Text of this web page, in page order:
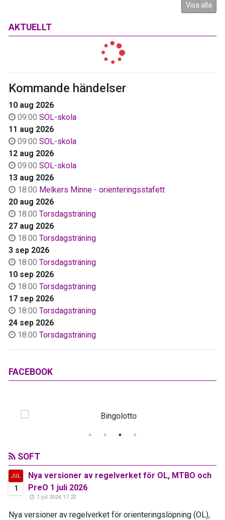
Visa alla
AKTUELLT
Kommande händelser
10 aug 2026
09:00 SOL-skola
11 aug 2026
09:00 SOL-skola
12 aug 2026
09:00 SOL-skola
13 aug 2026
18:00 Melkers Minne - orienteringsstafett
20 aug 2026
18:00 Torsdagsträning
27 aug 2026
18:00 Torsdagsträning
3 sep 2026
18:00 Torsdagsträning
10 sep 2026
18:00 Torsdagsträning
17 sep 2026
18:00 Torsdagsträning
24 sep 2026
18:00 Torsdagsträning
FACEBOOK
SOFT
JUL
1
Nya versioner av regelverket för OL, MTBO och
PreO 1 juli 2026
1 jul 2026 17:23
Nya versioner av regelverket för orienteringslöpning (OL),